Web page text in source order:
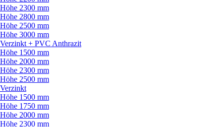
Höhe 2300 mm
Höhe 2800 mm
Höhe 2500 mm
Höhe 3000 mm
Verzinkt + PVC Anthrazit
Höhe 1500 mm
Höhe 2000 mm
Höhe 2300 mm
Höhe 2500 mm
Verzinkt
Höhe 1500 mm
Höhe 1750 mm
Höhe 2000 mm
Höhe 2300 mm